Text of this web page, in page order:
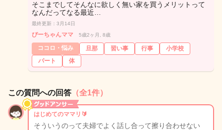
そこまでしてそんなに欲しく無い家を買うメリットって
なんだってなる最近…
最終更新：3月14日
ぴーちゃんママ 5歳2ヶ月, 8歳
ココロ・悩み 旦那 習い事 行事
小学校
パート
体
この質問への回答 （全1件）
はじめてのママリ🔰
そういうのって夫婦でよく話し合って擦り合わせない